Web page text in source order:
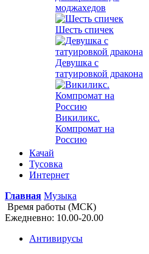
моджахедов
Шесть спичек
Девушка с
татуировкой дракона
Викиликс.
Компромат на
Россию
Качай
Тусовка
Интернет
Главная Музыка
Время работы (МСК)
Ежедневно: 10.00-20.00
Антивирусы